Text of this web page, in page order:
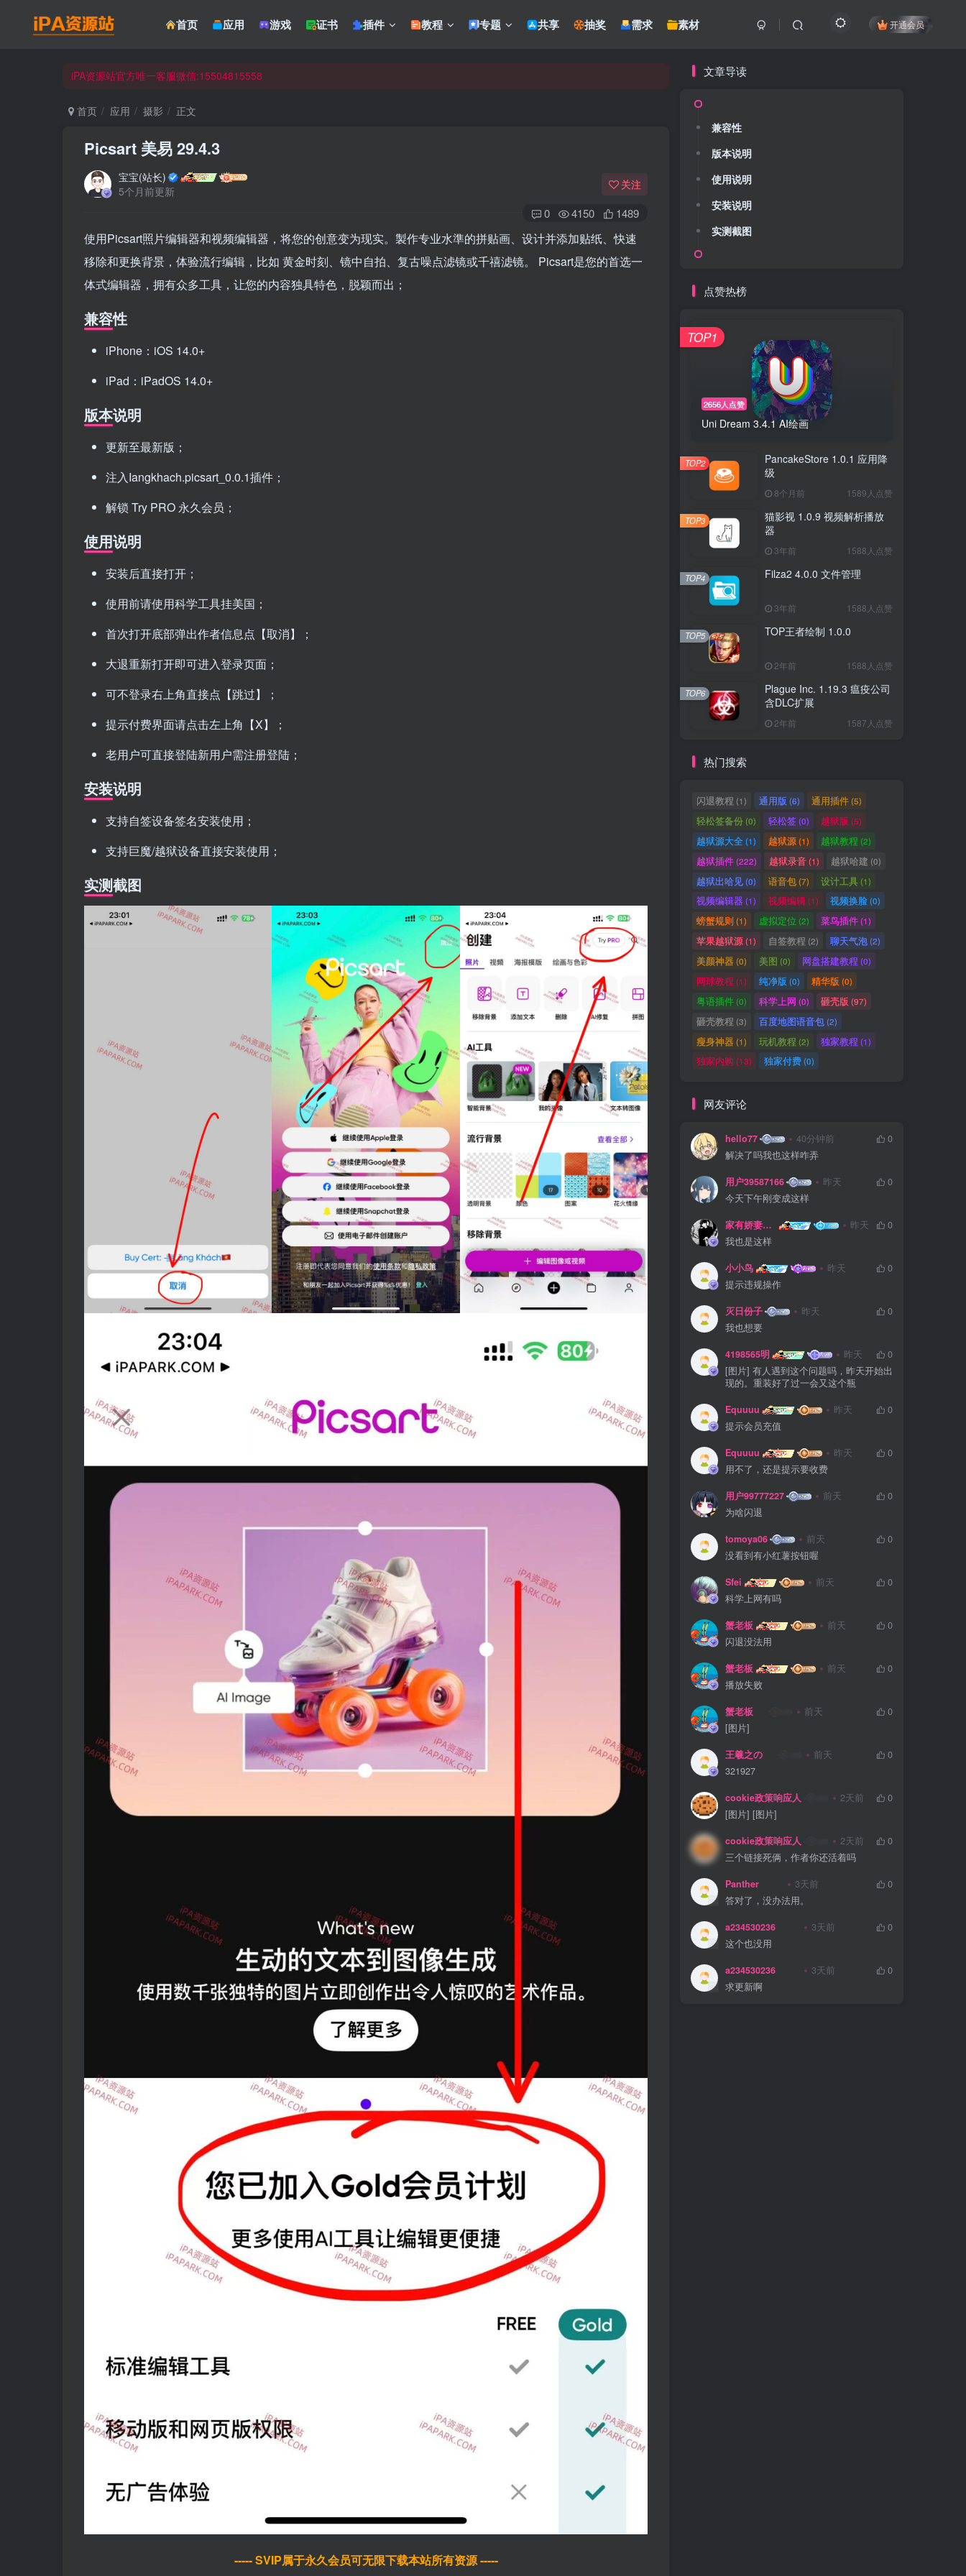
首页 应用 游戏 证书 插件 教程 专题 共享 抽奖 需求 素材 开通会员
iPA资源站官方唯一客服微信:15504815558
iPA资源站官方唯一客服微信:15504815558
首页 应用 摄影 正文
Picsart 美易 29.4.3
宝宝(站长)
5个月前更新
关注
0 4150 1489
使用Picsart照片编辑器和视频编辑器，将您的创意变为现实。製作专业水準的拼贴画、设计并添加贴纸、快速
移除和更换背景，体验流行编辑，比如 黄金时刻、镜中自拍、复古噪点滤镜或千禧滤镜。 Picsart是您的首选一
体式编辑器，拥有众多工具，让您的内容独具特色，脱颖而出；
兼容性
iPhone：iOS 14.0+
iPad：iPadOS 14.0+
版本说明
更新至最新版；
注入Iangkhach.picsart_0.0.1插件；
解锁 Try PRO 永久会员；
使用说明
安装后直接打开；
使用前请使用科学工具挂美国；
首次打开底部弹出作者信息点【取消】；
大退重新打开即可进入登录页面；
可不登录右上角直接点【跳过】；
提示付费界面请点击左上角【X】；
老用户可直接登陆新用户需注册登陆；
安装说明
支持自签设备签名安装使用；
支持巨魔/越狱设备直接安装使用；
实测截图
----- SVIP属于永久会员可无限下载本站所有资源 -----
文章导读
兼容性
版本说明
使用说明
安装说明
实测截图
点赞热榜
2656人点赞
Uni Dream 3.4.1 AI绘画
TOP1
PancakeStore 1.0.1 应用降
级
8个月前 1589人点赞
TOP2
猫影视 1.0.9 视频解析播放
器
3年前 1588人点赞
TOP3
Filza2 4.0.0 文件管理
3年前 1588人点赞
TOP4
TOP王者绘制 1.0.0
2年前 1588人点赞
TOP5
Plague Inc. 1.19.3 瘟疫公司
含DLC扩展
2年前 1587人点赞
TOP6
热门搜索
闪退教程 (1) 通用版 (6) 通用插件(5)
轻松签备份 (0) 轻松签(0) 越狱版 (5)
越狱源大全(1) 越狱源(1) 越狱教程 (2)
越狱插件(222) 越狱录音(1) 越狱哈建 (0)
越狱出哈见(0) 语音包(7) 设计工具(1)
视频编辑器(1) 视频编辑(1) 视频换脸(0)
螃蟹规则(1) 虚拟定位 (2) 菜鸟插件(1)
苹果越狱源(1) 自签教程 (2) 聊天气泡(2)
美颜神器(0) 美图 (0) 网盘搭建教程 (0)
网球教程 (1) 纯净版 (0) 精华版 (0)
粤语插件(0) 科学上网 (0) 砸壳版 (97)
砸壳教程 (3) 百度地图语音包(2)
瘦身神器(1) 玩机教程 (2) 独家教程 (1)
独家内购 (13) 独家付费(0)
网友评论
hello77 40分钟前
0
解决了吗我也这样咋弄
用户39587166 昨天
0
今天下午刚变成这样
家有娇妻扁鹊难医 昨天
0
我也是这样
小小鸟 昨天
0
提示违规操作
灭日份子 昨天
0
我也想要
4198565明 昨天
0
[图片] 有人遇到这个问题吗，昨天开始出
现的。重装好了过一会又这个瓶
Equuuu 昨天
0
提示会员充值
Equuuu 昨天
0
用不了，还是提示要收费
用户99777227 前天
0
为啥闪退
tomoya06 前天
0
没看到有小红薯按钮喔
Sfei 前天
0
科学上网有吗
蟹老板 前天
0
闪退没法用
蟹老板 前天
0
播放失败
蟹老板
0
[图片]
王羲之の
0
321927
cookie政策响应人 2天前
0
[图片] [图片]
cookie政策响应人 2天前
0
三个链接死俩，作者你还活着吗
Panther
0
答对了，没办法用。
a234530236
0
这个也没用
a234530236 3天前
0
求更新啊